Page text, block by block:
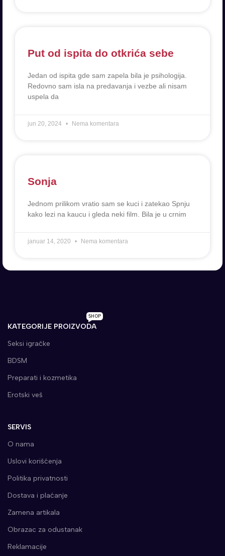
Put od ispita do otkrića sebe
Jedan od ispita gde sam zapela bila je psihologija.
Redovno sam isla na predavanja i vezbe ali nisam
uspela da
jun 20, 2024 Nema komentara
Sonja
Jednom prilikom vratio sam se kuci i zatekao Spnju
kako lezi na kaucu i gleda neki film. Bila je u crnim
januar 14, 2020 Nema komentara
KATEGORIJE PROIZVODA
SHOP
Seksi igračke
BDSM
Preparati i kozmetika
Erotski veš
SERVIS
O nama
Uslovi korišćenja
Politika privatnosti
Dostava i plaćanje
Zamena artikala
Obrazac za odustanak
Reklamacije